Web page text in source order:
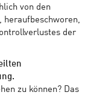
von den
heraufbeschworen,
der
zu können? Das